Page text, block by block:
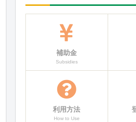
補助金
Subsidies
利用方法
How to Use